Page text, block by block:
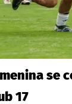
se
17